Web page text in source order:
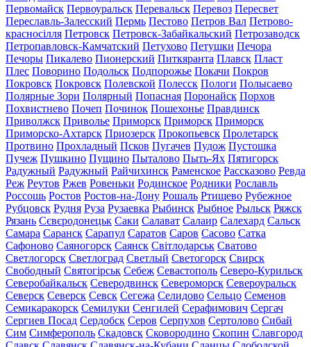
Первомайск Первоуральск Перевальск Перевоз Пересвет
Переславль-Залесский Пермь Пестово Петров Вал Петрово-
красносілля Петровск Петровск-Забайкальский Петрозаводск
Петропавловск-Камчатский Петухово Петушки Печора
Печоры Пикалево Пионерский Питкяранта Плавск Пласт
Плес Поворино Подольск Подпорожье Покачи Покров
Покровск Покровск Полевской Полесск Пологи Полысаево
Полярные Зори Полярный Попасная Поронайск Порхов
Похвистнево Почеп Починок Пошехонье Правдинск
Приволжск Приволье Приморск Приморск Приморск
Приморско-Ахтарск Приозерск Прокопьевск Пролетарск
Протвино Прохладный Псков Пугачев Пудож Пустошка
Пучеж Пушкино Пущино Пыталово Пыть-Ях Пятигорск
Радужный Радужный Райчихинск Раменское Рассказово Ревда
Реж Реутов Ржев Ровеньки Родинское Родники Рославль
Россошь Ростов Ростов-на-Дону Рошаль Ртищево Рубежное
Рубцовск Рудня Руза Рузаевка Рыбинск Рыбное Рыльск Ряжск
Рязань Сєвєродонецьк Саки Салават Салаир Салехард Сальск
Самара Саранск Сарапул Саратов Саров Сасово Сатка
Сафоново Саяногорск Саянск Світлодарськ Сватово
Светлогорск Светлоград Светлый Светогорск Свирск
Свободный Святогірськ Себеж Севастополь Северо-Курильск
Северобайкальск Северодвинск Североморск Североуральск
Северск Северск Севск Сегежа Селидово Сельцо Семенов
Семикаракорск Семилуки Сенгилей Серафимович Сергач
Сергиев Посад Сердобск Серов Серпухов Сертолово Сибай
Сим Симферополь Скадовск Сковородино Скопин Славгород